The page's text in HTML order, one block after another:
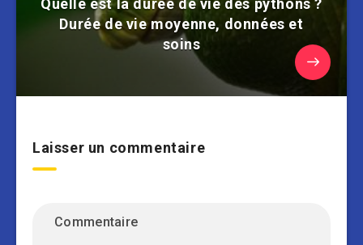
Quelle est la durée de vie des pythons ?
Durée de vie moyenne, données et
soins
Laisser un commentaire